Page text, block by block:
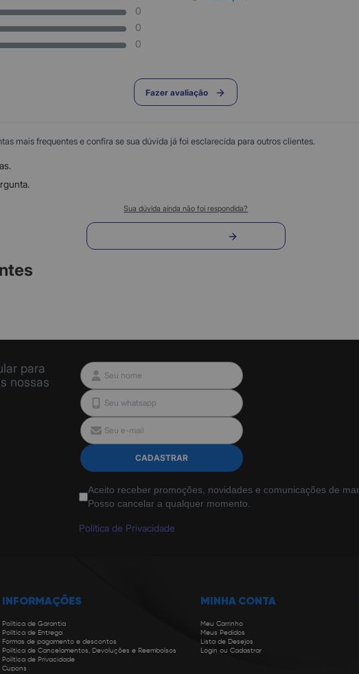
0
0
0
Fazer avaliação
mais frequentes e confira se sua dúvida já foi esclarecida para outros clientes.
Sua dúvida ainda não foi respondida?
para
nossas
CADASTRAR
Aceito receber promoções, novidades e comunicações de
Posso cancelar a qualquer momento.
Política de Privacidade
INFORMAÇÕES
Política de Garantia
Política de Entrega
Formas de pagamento e descontos
Política de Cancelamentos, Devoluções e Reembolsos
Política de Privacidade
Cupons
MINHA CONTA
Meu Carrinho
Meus Pedidos
Lista de Desejos
Login ou Cadastrar